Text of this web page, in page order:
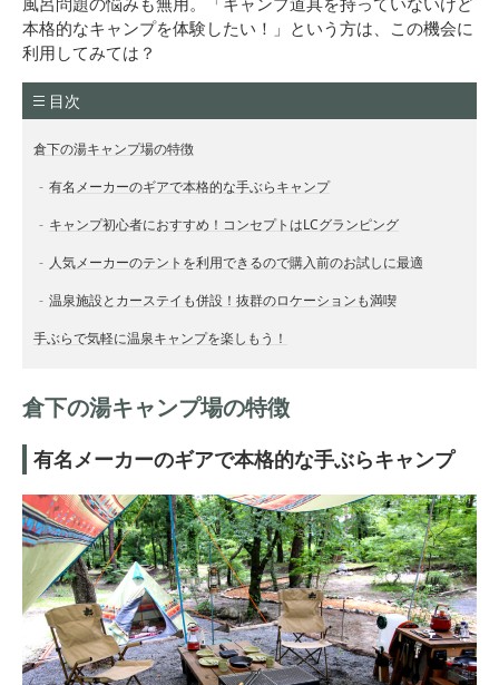
本格的なキャンプを体験したい！」という方は、この機会に
利用してみては？
目次
倉下の湯キャンプ場の特徴
有名メーカーのギアで本格的な手ぶらキャンプ
キャンプ初心者におすすめ！コンセプトはLCグランピング
人気メーカーのテントを利用できるので購入前のお試しに最適
温泉施設とカーステイも併設！抜群のロケーションも満喫
手ぶらで気軽に温泉キャンプを楽しもう！
倉下の湯キャンプ場の特徴
有名メーカーのギアで本格的な手ぶらキャンプ